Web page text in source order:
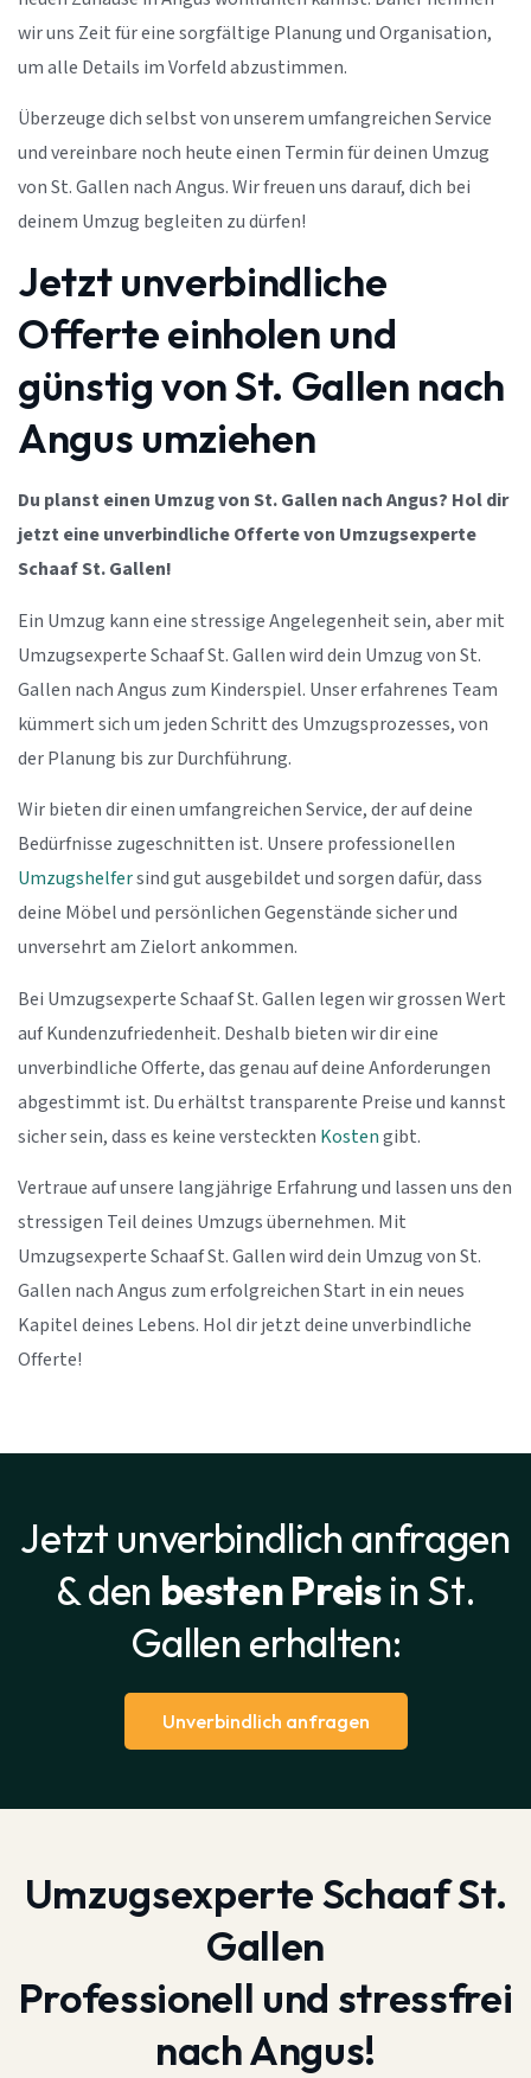
wir uns Zeit für eine sorgfältige Planung und Organisation,
um alle Details im Vorfeld abzustimmen.
Überzeuge dich selbst von unserem umfangreichen Service
und vereinbare noch heute einen Termin für deinen Umzug
von St. Gallen nach Angus. Wir freuen uns darauf, dich bei
deinem Umzug begleiten zu dürfen!
Jetzt unverbindliche
Offerte einholen und
günstig von St. Gallen nach
Angus umziehen
Du planst einen Umzug von St. Gallen nach Angus? Hol dir
jetzt eine unverbindliche Offerte von Umzugsexperte
Schaaf St. Gallen!
Ein Umzug kann eine stressige Angelegenheit sein, aber mit
Umzugsexperte Schaaf St. Gallen wird dein Umzug von St.
Gallen nach Angus zum Kinderspiel. Unser erfahrenes Team
kümmert sich um jeden Schritt des Umzugsprozesses, von
der Planung bis zur Durchführung.
Wir bieten dir einen umfangreichen Service, der auf deine
Bedürfnisse zugeschnitten ist. Unsere professionellen
Umzugshelfersind gut ausgebildet und sorgen dafür, dass
deine Möbel und persönlichen Gegenstände sicher und
unversehrt am Zielort ankommen.
Bei Umzugsexperte Schaaf St. Gallen legen wir grossen Wert
auf Kundenzufriedenheit. Deshalb bieten wir dir eine
unverbindliche Offerte, das genau auf deine Anforderungen
abgestimmt ist. Du erhältst transparente Preise und kannst
sicher sein, dass es keine versteckten Kostengibt.
Vertraue auf unsere langjährige Erfahrung und lassen uns den
stressigen Teil deines Umzugs übernehmen. Mit
Umzugsexperte Schaaf St. Gallen wird dein Umzug von St.
Gallen nach Angus zum erfolgreichen Start in ein neues
Kapitel deines Lebens. Hol dir jetzt deine unverbindliche
Offerte!
Jetzt unverbindlich anfragen
& den besten Preisin St.
Gallen erhalten:
Unverbindlich anfragen
Umzugsexperte Schaaf St.
Gallen
Professionell und stressfrei
nach Angus!